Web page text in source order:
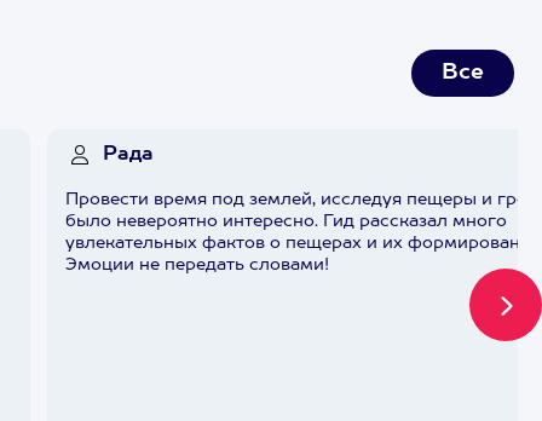
Все
Рада
Провести время под землей, исследуя пещеры и
было невероятно интересно. Гид рассказал много
увлекательных фактов о пещерах и их
Эмоции не передать словами!